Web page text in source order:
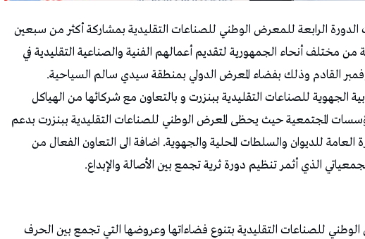
الرابعة للمعرض الوطني للصناعات التقليدية بمشاركة أكثر من سبعين
وحرفية يمثلون 12 ولاية من مختلف أنحاء الجمهورية لتقديم أعمالهم الفنية والصناعية التقليدية في
الجهوية للصناعات التقليدية ببنزرت و بالتعاون مع شركائها من الهياكل
المجتمعية حيث يحظى المعرض الوطني للصناعات التقليدية ببنزرت بدعم
العامة للديوان والسلطات المحلية والجهوية. اضافة الى التعاون الفعال من
الذي أثمر تنظيم دورة ثرية تجمع بين الأصالة والإبداع.
الوطني للصناعات التقليدية بتنوع فضاءاتها وعروضها التي تجمع بين الحرف